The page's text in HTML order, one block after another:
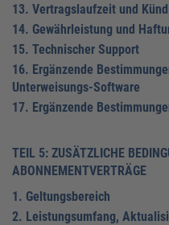
13. Vertragslaufzeit und
14. Gewährleistung und
15. Technischer Support
16. Ergänzende
Unterweisungs-Software
17. Ergänzende
TEIL 5: ZUSÄTZLICHE
ABONNEMENTVERTRÄGE
1. Geltungsbereich
2. Leistungsumfang,